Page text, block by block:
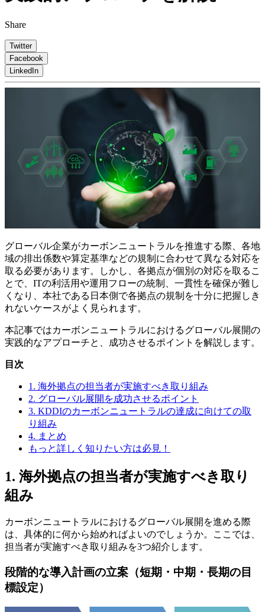
Share
Twitter
Facebook
LinkedIn
グローバル企業がカーボンニュートラルを推進する際、各地
域の排出係数や算定基準などの規制に合わせて異なる対応を
取る必要があります。しかし、各拠点が個別の対応を取るこ
とで、ITの利活用や運用フローの統制、一貫性を確保が難し
くなり、本社である日本側で各拠点の規制を十分に把握しき
れないケースがよく見られます。
本記事ではカーボンニュートラルにおけるグローバル展開の
実践的なアプローチと、成功させるポイントを解説します。
目次
1. 海外拠点の担当者が実施すべき取り組み
2. グローバル展開を成功させるポイント
3. KDDIのカーボンニュートラルの達成に向けての取
り組み
4. まとめ
もっと詳しく知りたい方は必見！
1. 海外拠点の担当者が実施すべき取り
組み
カーボンニュートラルにおけるグローバル展開を進める際
は、具体的に何から始めればよいのでしょうか。ここでは、
担当者が実施すべき取り組みを3つ紹介します。
段階的な導入計画の立案（短期・中期・長期の目
標設定）